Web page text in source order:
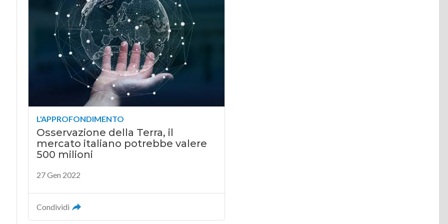
L'APPROFONDIMENTO
Osservazione della Terra, il
mercato italiano potrebbe valere
500 milioni
27 Gen 2022
Condividi